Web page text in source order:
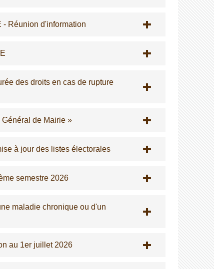
Réunion d'information
des droits en cas de rupture
de Mairie »
à jour des listes électorales
semestre 2026
maladie chronique ou d'un
au 1er juillet 2026